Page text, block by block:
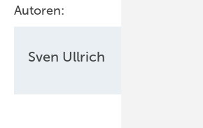
Autoren:
Sven Ullrich